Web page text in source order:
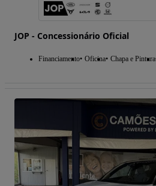
JOP - Concessionário Oficial
Financiamento Oficina Chapa e Pintura